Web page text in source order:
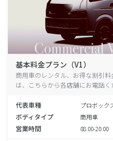
基本料金プラン（V1）
商用車のレンタル、お得な割引
は、こちらから各店舗にお電話く
代表車種 プロボック
ボディタイプ 商用車
営業時間 08:00-20:00